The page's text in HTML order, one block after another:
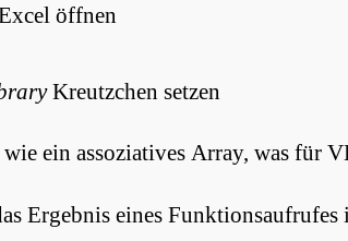
öffnen
Kreutzchen setzen
ein assoziatives Array, was für
Ergebnis eines